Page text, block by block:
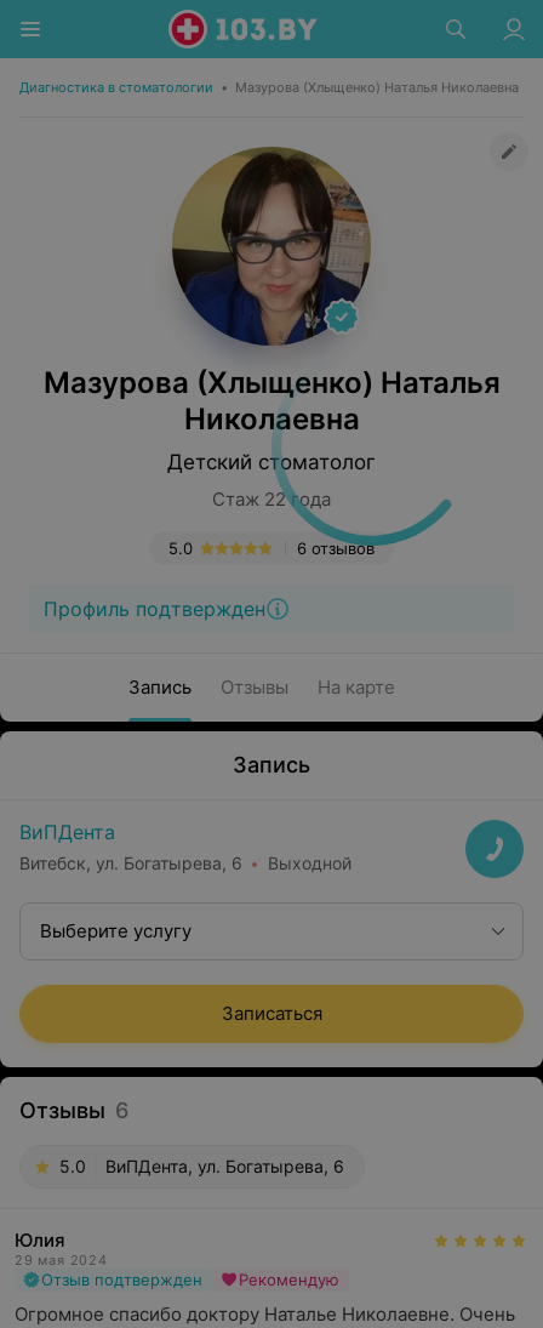
Диагностика в стоматологии • Мазурова (Хлыщенко) Наталья Николаевна
Мазурова (Хлыщенко) Наталья
Николаевна
Детский стоматолог
Стаж 22 года
6 отзывов
5.0
Профиль подтвержден
Запись Отзывы На карте
Запись
ВиПДента
Витебск, ул. Богатырева, 6 Выходной
Выберите услугу
Записаться
Отзывы 6
5.0 ВиПДента, ул. Богатырева, 6
Юлия
29 мая 2024
Отзыв подтвержден Рекомендую
Огромное спасибо доктору Наталье Николаевне. Очень